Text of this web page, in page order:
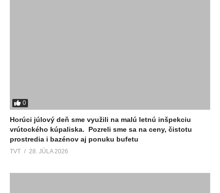
0
Horúci júlový deň sme využili na malú letnú inšpekciu
vrútockého kúpaliska. Pozreli sme sa na ceny, čistotu
prostredia i bazénov aj ponuku bufetu
TVT 28. JÚLA 2026